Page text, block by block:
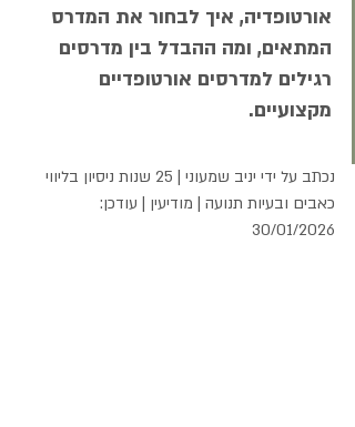
אורטופדיה, איך לבחור את המדרס
המתאים, ומה ההבדל בין מדרסים
רגילים למדרסים אורטופדיים
מקצועיים.
נכתב על ידי יניב שמעוני | 25 שנות ניסיון בליווי
כאבים ובעיות תנועה | מודיעין | עודכן:
30/01/2026